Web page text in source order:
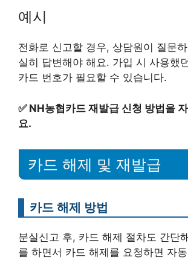
예시
전화로 신고할 경우, 상담원이 질문
실히 답변해야 해요. 가입 시 사용했
카드 번호가 필요할 수 있습니다.
✅ NH농협카드 재발급 신청 방법을
요.
카드 해제 및 재발급
카드 해제 방법
분실신고 후, 카드 해제 절차도 간단
를 하면서 카드 해제를 요청하면 자